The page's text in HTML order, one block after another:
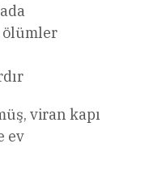
ölümler
viran kapı
ev